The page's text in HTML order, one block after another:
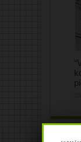
Jūsu